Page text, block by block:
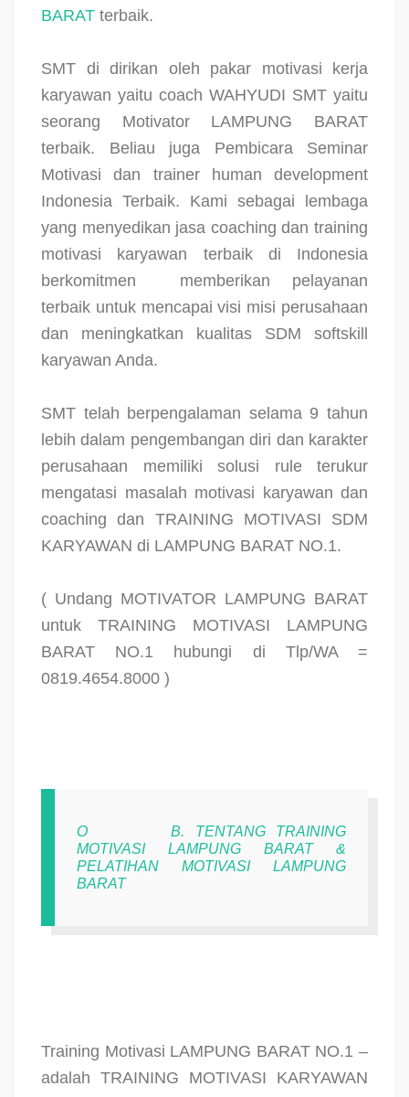
BARAT terbaik.
SMT di dirikan oleh pakar motivasi kerja
karyawan yaitu coach WAHYUDI SMT yaitu
seorang Motivator LAMPUNG BARAT
terbaik. Beliau juga Pembicara Seminar
Motivasi dan trainer human development
Indonesia Terbaik. Kami sebagai lembaga
yang menyedikan jasa coaching dan training
motivasi karyawan terbaik di Indonesia
berkomitmen
memberikan pelayanan
terbaik untuk mencapai visi misi perusahaan
dan meningkatkan kualitas SDM softskill
karyawan Anda.
SMT telah berpengalaman selama 9 tahun
lebih dalam pengembangan diri dan karakter
perusahaan memiliki solusi rule terukur
mengatasi masalah motivasi karyawan dan
coaching dan TRAINING MOTIVASI SDM
KARYAWAN di LAMPUNG BARAT NO.1.
( Undang MOTIVATOR LAMPUNG BARAT
untuk TRAINING MOTIVASI LAMPUNG
BARAT NO.1 hubungi di Tlp/WA =
0819.4654.8000 )
O
B. TENTANG TRAINING
MOTIVASI LAMPUNG BARAT &
PELATIHAN MOTIVASI LAMPUNG
BARAT
Training Motivasi LAMPUNG BARAT NO.1 –
adalah TRAINING MOTIVASI KARYAWAN